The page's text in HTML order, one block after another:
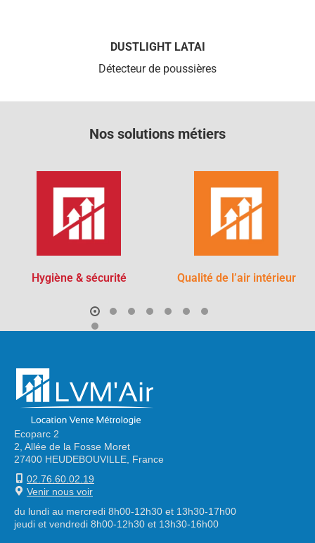
DUSTLIGHT LATAI
Détecteur de poussières
Nos solutions métiers
Hygiène & sécurité Qualité de l’air intérieur
Ecoparc 2
2, Allée de la Fosse Moret
27400 HEUDEBOUVILLE, France
02.76.60.02.19
Venir nous voir
du lundi au mercredi 8h00-12h30 et 13h30-17h00
jeudi et vendredi 8h00-12h30 et 13h30-16h00